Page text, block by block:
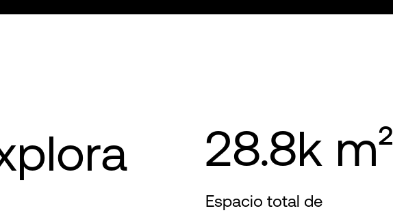
28.8k m²
Espacio total de